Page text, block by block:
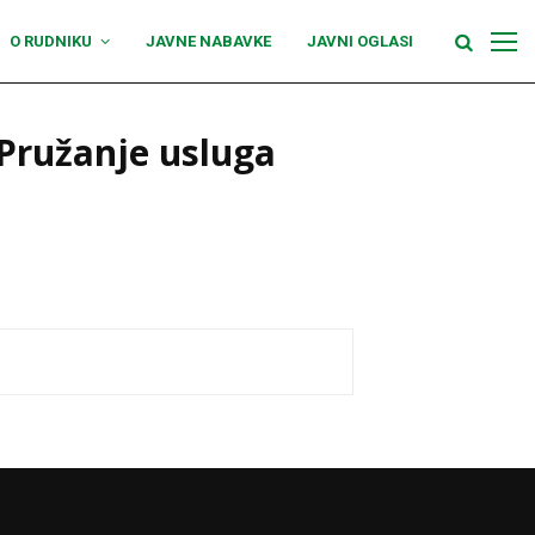
O RUDNIKU JAVNE NABAVKE JAVNI OGLASI
usluga